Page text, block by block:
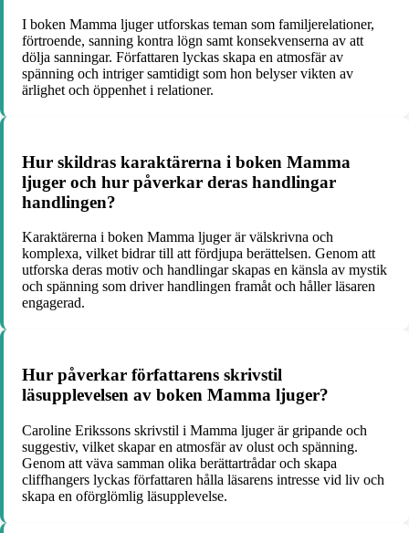
I boken Mamma ljuger utforskas teman som familjerelationer,
förtroende, sanning kontra lögn samt konsekvenserna av att
dölja sanningar. Författaren lyckas skapa en atmosfär av
spänning och intriger samtidigt som hon belyser vikten av
ärlighet och öppenhet i relationer.
Hur skildras karaktärerna i boken Mamma
ljuger och hur påverkar deras handlingar
handlingen?
Karaktärerna i boken Mamma ljuger är välskrivna och
komplexa, vilket bidrar till att fördjupa berättelsen. Genom att
utforska deras motiv och handlingar skapas en känsla av mystik
och spänning som driver handlingen framåt och håller läsaren
engagerad.
Hur påverkar författarens skrivstil
läsupplevelsen av boken Mamma ljuger?
Caroline Erikssons skrivstil i Mamma ljuger är gripande och
suggestiv, vilket skapar en atmosfär av olust och spänning.
Genom att väva samman olika berättartrådar och skapa
cliffhangers lyckas författaren hålla läsarens intresse vid liv och
skapa en oförglömlig läsupplevelse.